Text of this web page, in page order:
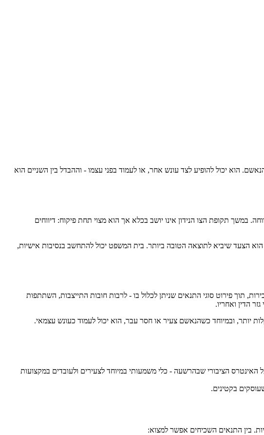
הוא יכול להופיע לצד עונש אחר, או לעמוד בפני עצמו - וההבדל בין השניים הוא
במשך תקופת הצו הנידון אינו יושב בכלא אך הוא מצוי תחת פיקוח: דיווחים
הוא הצעד שיביא לתוצאה הטובה ביותר. בית המשפט יכול להתחשב בנסיבות אישיות,
צו מבחן במגוון רחב של עבירות, תוך פירוט סוגי התנאים שניתן לכלול בו - לרבות חובות התייצבות, השתתפות
הדין ואחריו.
יותר, ובמיוחד כשהנאשם צעיר או חסר עבר, הוא יכול לעמוד כעונש עצמאי.
האינטרס הציבורי שבהרשעה - כלי משמעותי במיוחד לצעירים ולעובדים במקצועות
בקטינים.
בין התנאים השכיחים אפשר למצוא: